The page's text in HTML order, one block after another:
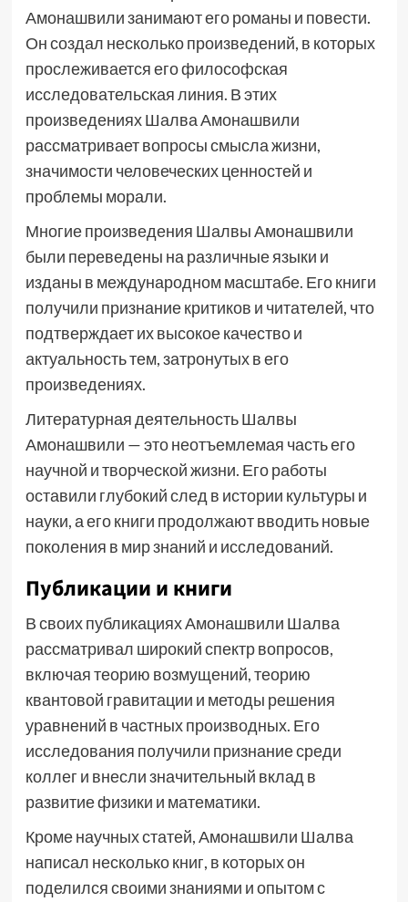
Амонашвили занимают его романы и повести.
Он создал несколько произведений, в которых
прослеживается его философская
исследовательская линия. В этих
произведениях Шалва Амонашвили
рассматривает вопросы смысла жизни,
значимости человеческих ценностей и
проблемы морали.
Многие произведения Шалвы Амонашвили
были переведены на различные языки и
изданы в международном масштабе. Его книги
получили признание критиков и читателей, что
подтверждает их высокое качество и
актуальность тем, затронутых в его
произведениях.
Литературная деятельность Шалвы
Амонашвили — это неотъемлемая часть его
научной и творческой жизни. Его работы
оставили глубокий след в истории культуры и
науки, а его книги продолжают вводить новые
поколения в мир знаний и исследований.
Публикации и книги
В своих публикациях Амонашвили Шалва
рассматривал широкий спектр вопросов,
включая теорию возмущений, теорию
квантовой гравитации и методы решения
уравнений в частных производных. Его
исследования получили признание среди
коллег и внесли значительный вклад в
развитие физики и математики.
Кроме научных статей, Амонашвили Шалва
написал несколько книг, в которых он
поделился своими знаниями и опытом с